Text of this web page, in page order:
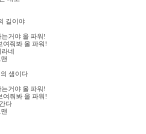
길이야
거야 올 파워!
여줘봐 올 파워!
네
샘이다
거야 올 파워!
여줘봐 올 파워!
다